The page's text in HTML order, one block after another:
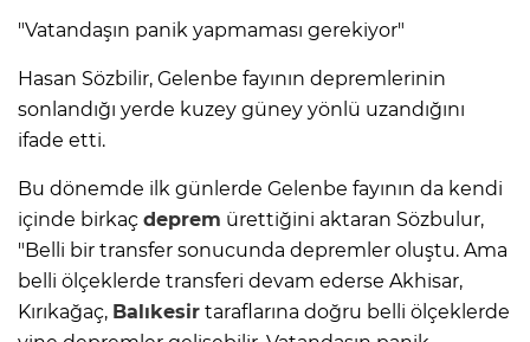
"Vatandaşın panik yapmaması gerekiyor"
Hasan Sözbilir, Gelenbe fayının depremlerinin
sonlandığı yerde kuzey güney yönlü uzandığını
ifade etti.
Bu dönemde ilk günlerde Gelenbe fayının da kendi
içinde birkaç deprem ürettiğini aktaran Sözbulur,
"Belli bir transfer sonucunda depremler oluştu. Ama
belli ölçeklerde transferi devam ederse Akhisar,
Kırıkağaç, Balıkesir taraflarına doğru belli ölçeklerde